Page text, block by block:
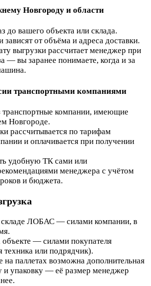
Новгороду и области
до вашего объекта или склада.
зависят от объёма и адреса доставки.
выгрузки рассчитает менеджер при
— вы заранее понимаете, когда и за
транспортными компаниями
транспортные компании, имеющие
Новгороде.
рассчитывается по тарифам
и оплачивается при получении
удобную ТК сами или
менеджера с учётом
и бюджета.
складе ЛОБАС — силами компании, в
объекте — силами покупателя
техника или подрядчик).
на паллетах возможна дополнительная
и упаковку — её размер менеджер